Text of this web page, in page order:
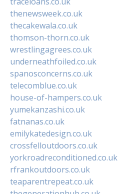
thenewsweek.co.uk
thecakewala.co.uk
thomson-thorn.co.uk
wrestlingagrees.co.uk
underneathfoiled.co.uk
spanosconcerns.co.uk
telecomblue.co.uk
house-of-hampers.co.uk
yumekanzashi.co.uk
fatnanas.co.uk
emilykatedesign.co.uk
crossfelloutdoors.co.uk
yorkroadreconditioned.co.uk
rfrankoutdoors.co.uk
teaparentrepeat.co.uk